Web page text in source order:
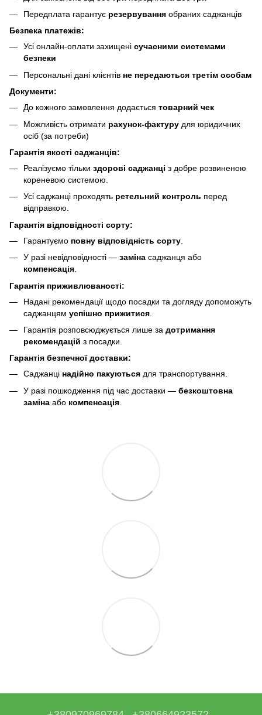
Передплата гарантує резервування обраних саджанців
Безпека платежів:
Усі онлайн-оплати захищені сучасними системами
безпеки
Персональні дані клієнтів не передаються третім особам
Документи:
До кожного замовлення додається товарний чек
Можливість отримати рахунок-фактуру для юридичних
осіб (за потреби)
Гарантія якості саджанців:
Реалізуємо тільки здорові саджанці з добре розвиненою
кореневою системою.
Усі саджанці проходять ретельний контроль перед
відправкою.
Гарантія відповідності сорту:
Гарантуємо повну відповідність сорту
У разі невідповідності — заміна саджанця або
компенсація
Гарантія приживлюваності:
Надані рекомендації щодо посадки та догляду допоможуть
саджанцям успішно прижитися
Гарантія розповсюджується лише за дотримання
рекомендацій з посадки.
Гарантія безпечної доставки:
Саджанці надійно пакуються для транспортування.
У разі пошкодження під час доставки — безкоштовна
заміна або компенсація